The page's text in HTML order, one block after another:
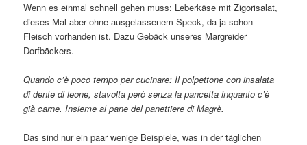
Wenn es einmal schnell gehen muss: Leberkäse mit Zigorisalat,
dieses Mal aber ohne ausgelassenem Speck, da ja schon
Fleisch vorhanden ist. Dazu Gebäck unseres Margreider
Dorfbäckers.
Quando c’è poco tempo per cucinare: Il polpettone con insalata
di dente di leone, stavolta però senza la pancetta inquanto c’è
già carne. Insieme al pane del panettiere di Magrè.
Das sind nur ein paar wenige Beispiele, was in der täglichen